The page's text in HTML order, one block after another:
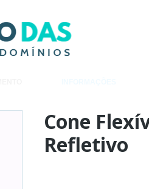
Cone
Refletivo